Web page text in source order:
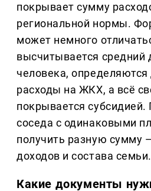
покрывает сумму
региональной нормы.
может немного
высчитывается средний
человека,
расходы на ЖКХ, а всё
покрывается субсидией.
соседа с одинаковыми
получить разную сумму
доходов и состава семьи.
Какие документы